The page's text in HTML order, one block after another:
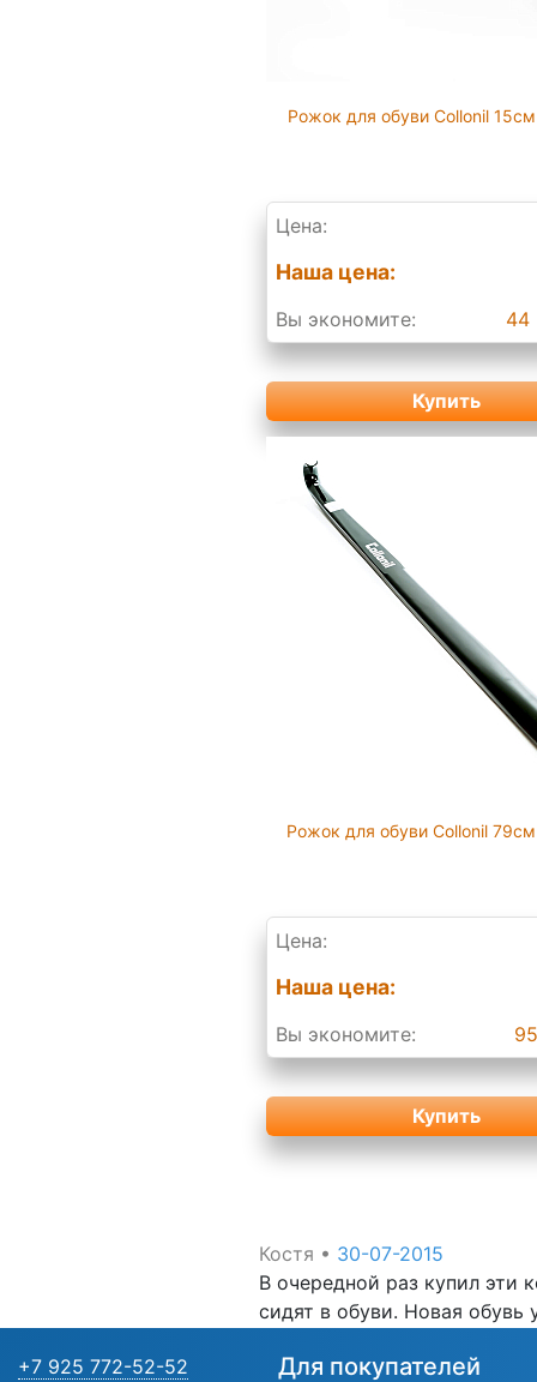
Рожок для обуви Collonil
Цена:
Наша цена:
Вы экономите: 44
Купить
Рожок для обуви Collonil
Цена:
Наша цена:
Вы экономите:
Купить
Костя • 30-07-2015
В очередной раз купил эти
сидят в обуви. Новая
+7 925 772-52-52 Для покупателей